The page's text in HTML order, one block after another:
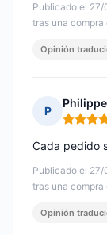
Publicado el
tras una
Opinión
P
Nota: 5
Publicado el
tras una
Cada pedido
Opinión